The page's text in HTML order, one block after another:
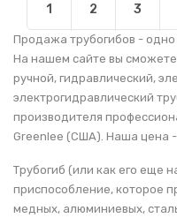
1 2 3
Продажа трубогибов -
На нашем сайте вы сможете
ручной, гидравлический,
электрогидравлический
производителя
Greenlee (США). Наша цена -
Трубогиб (или как его еще
приспособление, которое
медных, алюминиевых,